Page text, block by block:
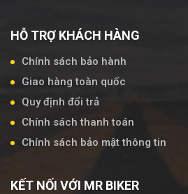
HỖ TRỢ KHÁCH HÀNG
Chính sách bảo hành
Giao hàng toàn quốc
Quy định đổi trả
Chính sách thanh toán
Chính sách bảo mật thông tin
KẾT NỐI VỚI MR BIKER